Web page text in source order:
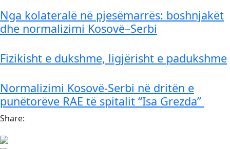
Nga kolateralë në pjesëmarrës: boshnjakët
dhe normalizimi Kosovë–Serbi
Fizikisht e dukshme, ligjërisht e padukshme
Normalizimi Kosovë-Serbi në dritën e
punëtorëve RAE të spitalit “Isa Grezda”
Share: